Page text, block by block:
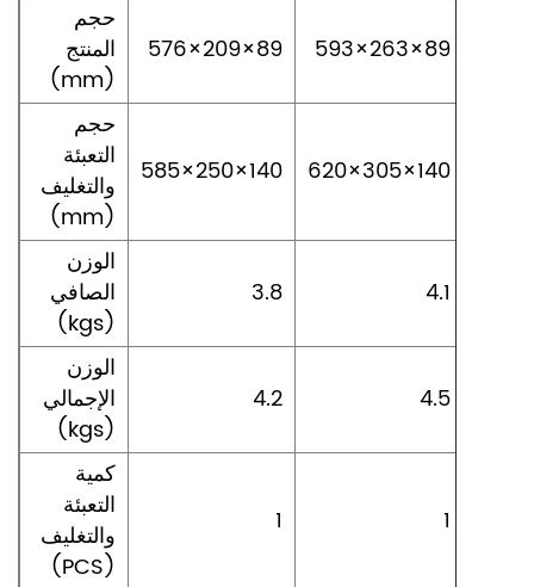
حجم
المنتج
(mm)
576×209×89 593×263×89
حجم
التعبئة
والتغليف
(mm)
585×250×140 620×305×140
الوزن
الصافي
(kgs)
3.8 4.1
الوزن
الإجمالي
(kgs)
4.2 4.5
كمية
التعبئة
والتغليف
(PCS)
1 1